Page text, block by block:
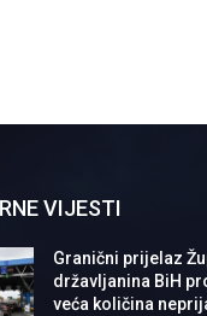
VIJESTI
Granični prijelaz
državljanina BiH
veća količina